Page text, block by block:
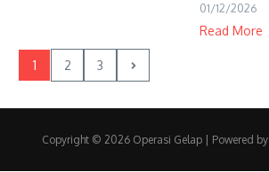
01/12/2026
Read More
1 2 3
Copyright © 2026 Operasi Gelap | Powered by